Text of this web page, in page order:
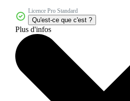
Licence Pro Standard
Qu'est-ce que c'est ?
Plus d'infos